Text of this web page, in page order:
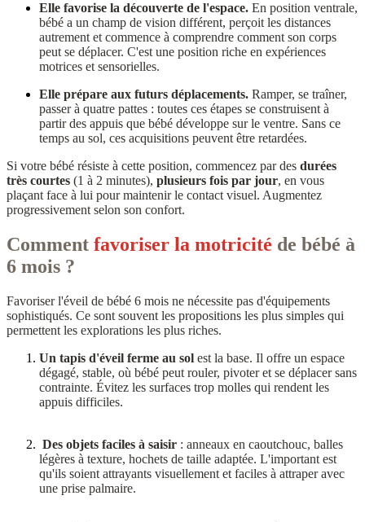
Elle favorise la découverte de l'espace. En position ventrale,
bébé a un champ de vision différent, perçoit les distances
autrement et commence à comprendre comment son corps
peut se déplacer. C'est une position riche en expériences
motrices et sensorielles.
Elle prépare aux futurs déplacements. Ramper, se traîner,
passer à quatre pattes : toutes ces étapes se construisent à
partir des appuis que bébé développe sur le ventre. Sans ce
temps au sol, ces acquisitions peuvent être retardées.
Si votre bébé résiste à cette position, commencez par des durées
très courtes (1 à 2 minutes), plusieurs fois par jour, en vous
plaçant face à lui pour maintenir le contact visuel. Augmentez
progressivement selon son confort.
Comment favoriser la motricité de bébé à
6 mois ?
Favoriser l'éveil de bébé 6 mois ne nécessite pas d'équipements
sophistiqués. Ce sont souvent les propositions les plus simples qui
permettent les explorations les plus riches.
Un tapis d'éveil ferme au sol est la base. Il offre un espace
dégagé, stable, où bébé peut rouler, pivoter et se déplacer sans
contrainte. Évitez les surfaces trop molles qui rendent les
appuis difficiles.
Des objets faciles à saisir : anneaux en caoutchouc, balles
légères à texture, hochets de taille adaptée. L'important est
qu'ils soient attrayants visuellement et faciles à attraper avec
une prise palmaire.